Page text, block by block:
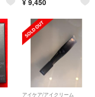
アイケア/アイクリーム